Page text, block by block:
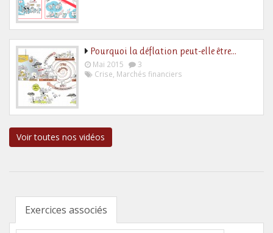
Pourquoi la déflation peut-elle être…
Mai 2015
3
Crise Marchés financiers
Voir toutes nos vidéos
Exercices associés